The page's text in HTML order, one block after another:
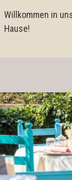
Willkommen in
Hause!